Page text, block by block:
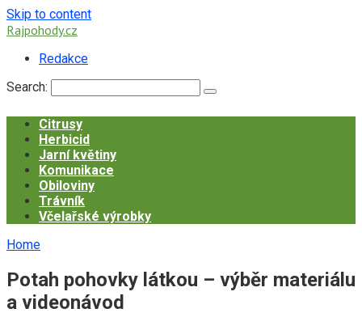
Skip to content
Rajpohody.cz
Redakce
Search:
Citrusy
Herbicid
Jarní květiny
Komunikace
Obiloviny
Trávník
Včelařské výrobky
Home
Potah pohovky látkou – výběr materiálu
a videonávod